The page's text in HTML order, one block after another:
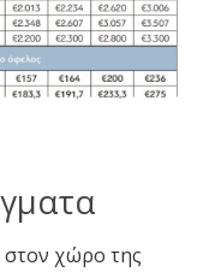
στον χώρο της